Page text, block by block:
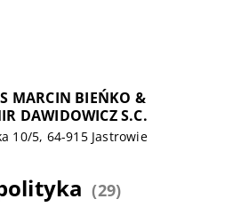
MARCIN BIEŃKO &
DAWIDOWICZ S.C.
10/5, 64-915 Jastrowie
(29)